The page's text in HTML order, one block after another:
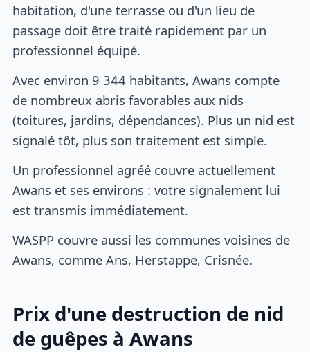
habitation, d'une terrasse ou d'un lieu de
passage doit être traité rapidement par un
professionnel équipé.
Avec environ 9 344 habitants, Awans compte
de nombreux abris favorables aux nids
(toitures, jardins, dépendances). Plus un nid est
signalé tôt, plus son traitement est simple.
Un professionnel agréé couvre actuellement
Awans et ses environs : votre signalement lui
est transmis immédiatement.
WASPP couvre aussi les communes voisines de
Awans, comme Ans, Herstappe, Crisnée.
Prix d'une destruction de nid
de guêpes à Awans